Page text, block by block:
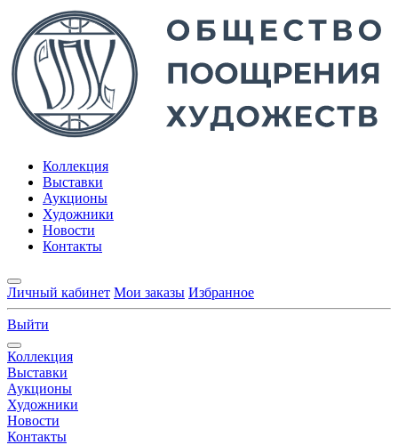
Коллекция
Выставки
Аукционы
Художники
Новости
Контакты
Личный кабинет Мои заказы Избранное
Выйти
Коллекция
Выставки
Аукционы
Художники
Новости
Контакты